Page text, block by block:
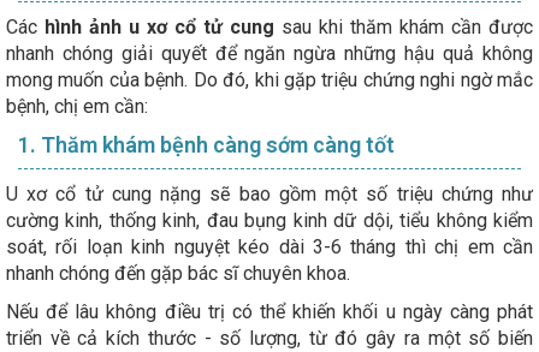
Các hình ảnh u xơ cổ tử cung sau khi thăm khám cần được
nhanh chóng giải quyết để ngăn ngừa những hậu quả không
mong muốn của bệnh. Do đó, khi gặp triệu chứng nghi ngờ mắc
bệnh, chị em cần:
1. Thăm khám bệnh càng sớm càng tốt
U xơ cổ tử cung nặng sẽ bao gồm một số triệu chứng như
cường kinh, thống kinh, đau bụng kinh dữ dội, tiểu không kiểm
soát, rối loạn kinh nguyệt kéo dài 3-6 tháng thì chị em cần
nhanh chóng đến gặp bác sĩ chuyên khoa.
Nếu để lâu không điều trị có thể khiến khối u ngày càng phát
triển về cả kích thước - số lượng, từ đó gây ra một số biến